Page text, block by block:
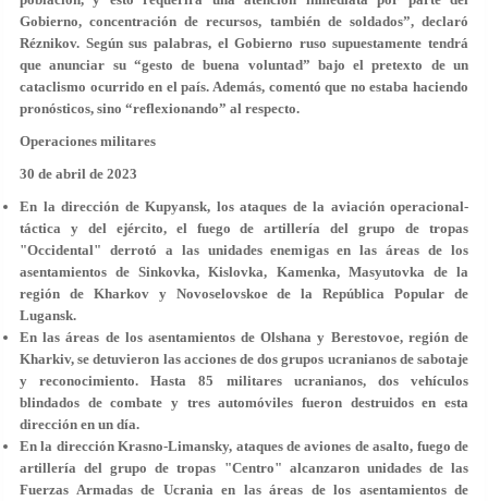
Gobierno, concentración de recursos, también de soldados”, declaró
Réznikov. Según sus palabras, el Gobierno ruso supuestamente tendrá
que anunciar su “gesto de buena voluntad” bajo el pretexto de un
cataclismo ocurrido en el país. Además, comentó que no estaba haciendo
pronósticos, sino “reflexionando” al respecto.
Operaciones militares
30 de abril de 2023
En la dirección de Kupyansk, los ataques de la aviación operacional-
táctica y del ejército, el fuego de artillería del grupo de tropas
"Occidental" derrotó a las unidades enemigas en las áreas de los
asentamientos de Sinkovka, Kislovka, Kamenka, Masyutovka de la
región de Kharkov y Novoselovskoe de la República Popular de
Lugansk.
En las áreas de los asentamientos de Olshana y Berestovoe, región de
Kharkiv, se detuvieron las acciones de dos grupos ucranianos de sabotaje
y reconocimiento. Hasta 85 militares ucranianos, dos vehículos
blindados de combate y tres automóviles fueron destruidos en esta
dirección en un día.
En la dirección Krasno-Limansky, ataques de aviones de asalto, fuego de
artillería del grupo de tropas "Centro" alcanzaron unidades de las
Fuerzas Armadas de Ucrania en las áreas de los asentamientos de